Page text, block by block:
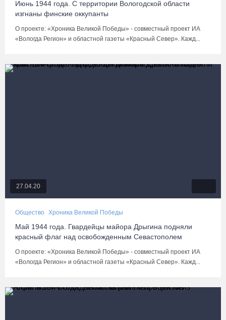
Июнь 1944 года. С территории Вологодской области
изгнаны финские оккупанты
О проекте: «Хроника Великой Победы» - совместный проект ИА
«Вологда Регион» и областной газеты «Красный Север». Кажд...
27.04.20
Общество Хроника Великой Победы
Май 1944 года. Гвардейцы майора Дрыгина подняли
красный флаг над освобожденным Севастополем
О проекте: «Хроника Великой Победы» - совместный проект ИА
«Вологда Регион» и областной газеты «Красный Север». Кажд...